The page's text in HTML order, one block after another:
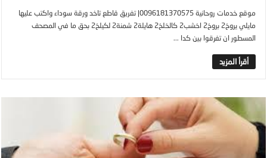
موقع خدمات روحانية 0096181370575| تفريق قاطع تاخد ورقة سوداء واكتب عليها
مايلي يروخ2 بروخ2 اخشب2 كالخلخ2 هايلة2 شمنة2 لكيلخ2 بحق ما في المصحف
المسطور ان تفرقوا بين كدا ...
‎أقرأ المزيد